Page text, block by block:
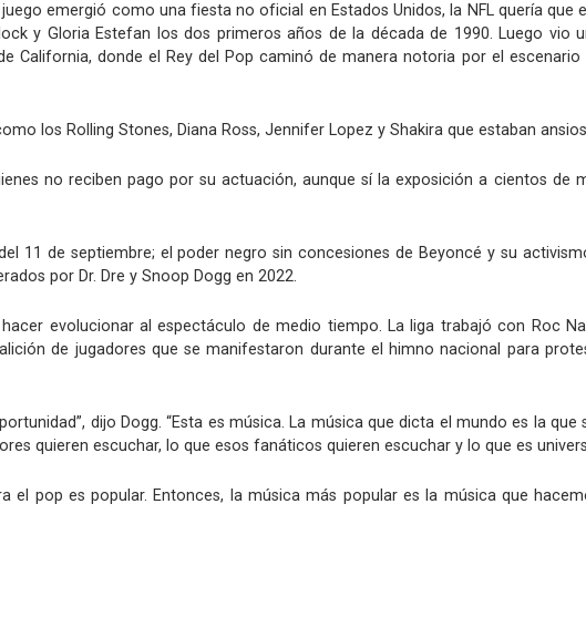
emergió como una fiesta no oficial en Estados Unidos, la NFL quería
y Gloria Estefan los dos primeros años de la década de 1990. Luego vio
California, donde el Rey del Pop caminó de manera notoria por el
los Rolling Stones, Diana Ross, Jennifer Lopez y Shakira que estaban
no reciben pago por su actuación, aunque sí la exposición a cientos de
11 de septiembre; el poder negro sin concesiones de Beyoncé y su
por Dr. Dre y Snoop Dogg en 2022.
evolucionar al espectáculo de medio tiempo. La liga trabajó con Roc
de jugadores que se manifestaron durante el himno nacional para
dijo Dogg. “Esta es música. La música que dicta el mundo es la
quieren escuchar, lo que esos fanáticos quieren escuchar y lo que es
pop es popular. Entonces, la música más popular es la música que